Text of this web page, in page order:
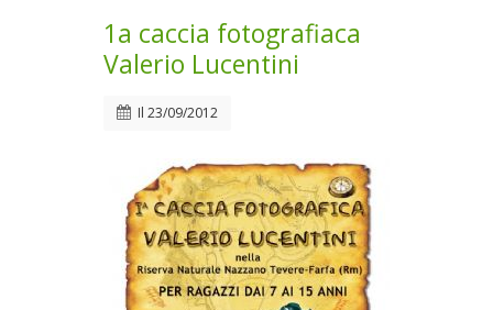
1a caccia fotografiaca
Valerio Lucentini
Il 23/09/2012